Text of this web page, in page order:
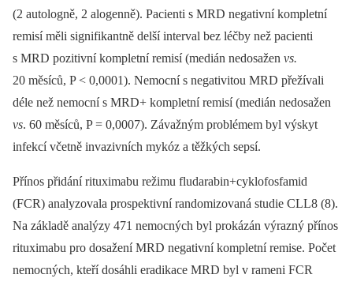
(2 autologně, 2 alogenně). Pacienti s MRD negativní kompletní
remisí měli signifikantně delší interval bez léčby než pacienti
s MRD pozitivní kompletní remisí (medián nedosažen vs.
20 měsíců, P < 0,0001). Nemocní s negativitou MRD přežívali
déle než nemocní s MRD+ kompletní remisí (medián nedosažen
vs. 60 měsíců, P = 0,0007). Závažným problémem byl výskyt
infekcí včetně invazivních mykóz a těžkých sepsí.
Přínos přidání rituximabu režimu fludarabin+cyklofosfamid
(FCR) analyzovala prospektivní randomizovaná studie CLL8 (8).
Na základě analýzy 471 nemocných byl prokázán výrazný přínos
rituximabu pro dosažení MRD negativní kompletní remise. Počet
nemocných, kteří dosáhli eradikace MRD byl v rameni FCR